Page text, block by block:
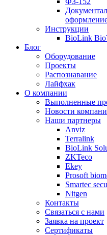
Инструкции
BioLink
Блог
Оборудование
Проекты
Распознавание
Лайфхак
О компании
Выполненные
Новости
Наши партнеры
Anviz
Terralink
BioLink
ZKTeco
Ekey
Prosoft
Smartec
Nitgen
Контакты
Связаться с нами
Заявка на проект
Сертификаты